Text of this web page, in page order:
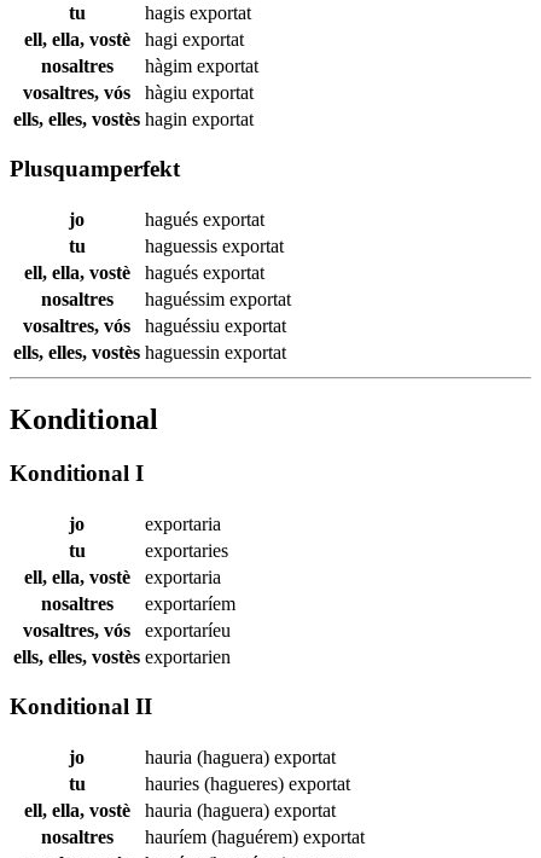
tu
hagis exportat
ell, ella, vostè
hagi exportat
nosaltres
hàgim exportat
vosaltres, vós
hàgiu exportat
ells, elles, vostès hagin exportat
Plusquamperfekt
jo hagués exportat
tu
haguessis exportat
ell, ella, vostè
hagués exportat
nosaltres
haguéssim exportat
vosaltres, vós
haguéssiu exportat
ells, elles, vostès haguessin exportat
Konditional
Konditional I
jo
exportaria
tu
exportaries
ell, ella, vostè
exportaria
nosaltres
exportaríem
vosaltres, vós
exportaríeu
ells, elles, vostès exportarien
Konditional II
jo hauria (haguera) exportat
tu
hauries (hagueres) exportat
ell, ella, vostè
hauria (haguera) exportat
nosaltres
hauríem (haguérem) exportat